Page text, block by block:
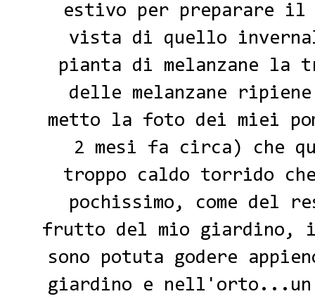
estivo per preparare il
vista di quello
pianta di melanzane
delle melanzane
metto la foto dei miei
2 mesi fa circa) che
troppo caldo torrido
pochissimo, come del
frutto del mio giardino,
sono potuta godere
giardino e nell'orto...un